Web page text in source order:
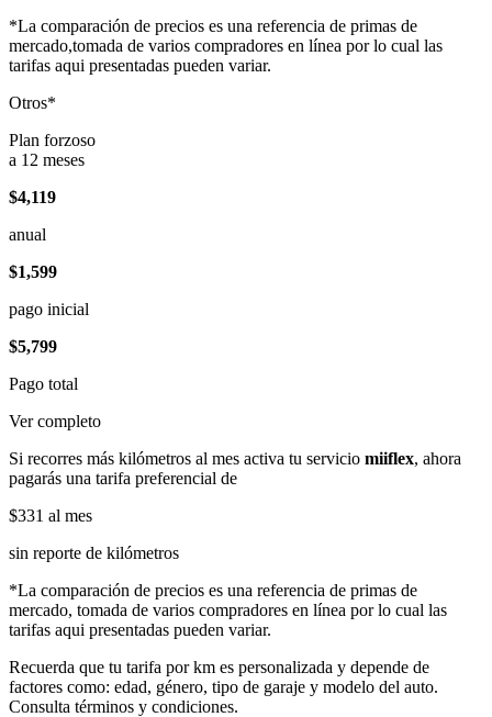
*La comparación de precios es una referencia de primas de
mercado,tomada de varios compradores en línea por lo cual las
tarifas aqui presentadas pueden variar.
Otros*
Plan forzoso
a 12 meses
$4,119
anual
$1,599
pago inicial
$5,799
Pago total
Ver completo
Si recorres más kilómetros al mes activa tu servicio miiflex, ahora
pagarás una tarifa preferencial de
$331 al mes
sin reporte de kilómetros
*La comparación de precios es una referencia de primas de
mercado, tomada de varios compradores en línea por lo cual las
tarifas aqui presentadas pueden variar.
Recuerda que tu tarifa por km es personalizada y depende de
factores como: edad, género, tipo de garaje y modelo del auto.
Consulta términos y condiciones.